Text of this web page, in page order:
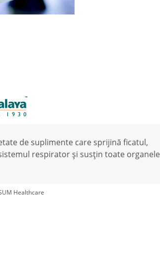
de suplimente care sprijină ficatul,
respirator și susțin toate organele
Healthcare